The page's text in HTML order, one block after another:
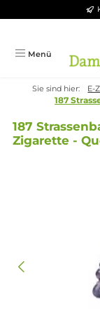
Zum Hauptinhalt
Menü
Sie sind hier:
187